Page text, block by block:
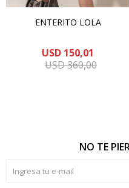
ENTERITO LOLA
USD 150,01
USD360,00
NO TE